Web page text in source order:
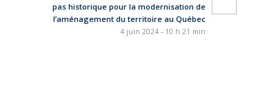
pas historique pour la modernisation de
l’aménagement du territoire au Québec
4 juin 2024 - 10 h 21 min